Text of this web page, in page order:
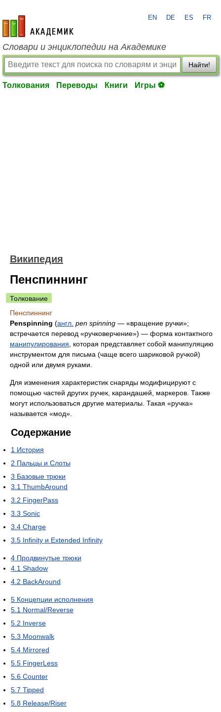
academic.ru
EN DE ES FR
Словари и энциклопедии на Академике
Найти!
Толкования Переводы Книги Игры ⚽
Википедия
Пенспиннинг
Толкование
Пенспиннинг
Penspinning (англ. pen spinning — «вращение ручки»;
встречается перевод «ручковерчение») — форма контактного
манипулирования , которая представляет собой манипуляцию
инструментом для письма (чаще всего шариковой ручкой)
одной или двумя руками.
Для изменения характеристик снаряды модифицируют с
помощью частей других ручек, карандашей, маркеров. Также
могут использоваться другие материалы. Такая «ручка»
называется «мод».
Содержание
1 История
2 Пальцы и Слоты
3 Базовые трюки
3.1 ThumbAround
3.2 FingerPass
3.3 Sonic
3.4 Charge
3.5 Infinity и Extended Infinity
4 Продвинутые трюки
4.1 Shadow
4.2 BackAround
5 Концепции исполнения
5.1 Normal/Reverse
5.2 Inverse
5.3 Moonwalk
5.4 Mirrored
5.5 FingerLess
5.6 Counter
5.7 Tipped
5.8 Release/Riser